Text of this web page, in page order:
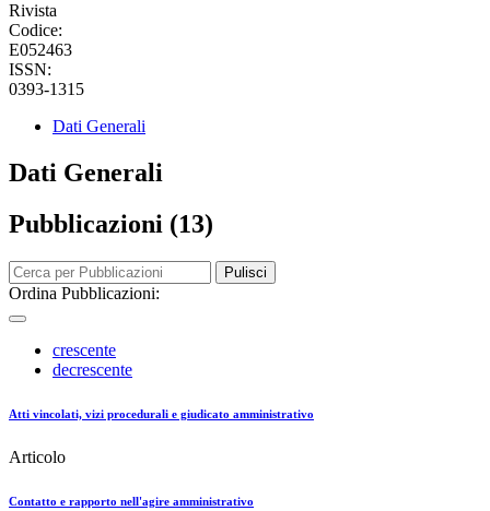
Rivista
Codice:
E052463
ISSN:
0393-1315
Dati Generali
Dati Generali
Pubblicazioni (13)
Pulisci
Ordina Pubblicazioni:
crescente
decrescente
Atti vincolati, vizi procedurali e giudicato amministrativo
Articolo
Contatto e rapporto nell'agire amministrativo